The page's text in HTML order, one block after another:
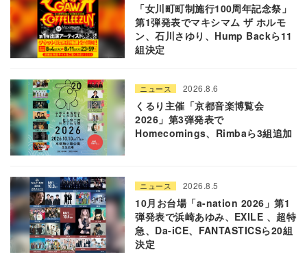
「女川町町制施行100周年記念祭」
第1弾発表でマキシマム ザ ホルモ
ン、石川さゆり、Hump Backら11
組決定
ニュース 2026.8.6
くるり主催「京都音楽博覧会
2026」第3弾発表で
Homecomings、Rimbaら3組追加
ニュース 2026.8.5
10月お台場「a-nation 2026」第1
弾発表で浜崎あゆみ、EXILE 、超特
急、Da-iCE、FANTASTICSら20組
決定